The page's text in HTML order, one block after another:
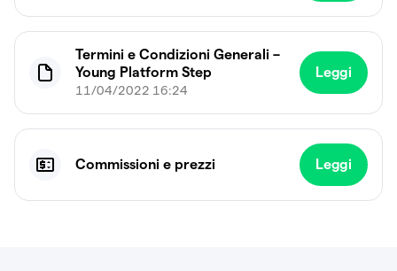
Termini e Condizioni Generali –
Young Platform Step
11/04/2022 16:24
Leggi
Commissioni e prezzi Leggi